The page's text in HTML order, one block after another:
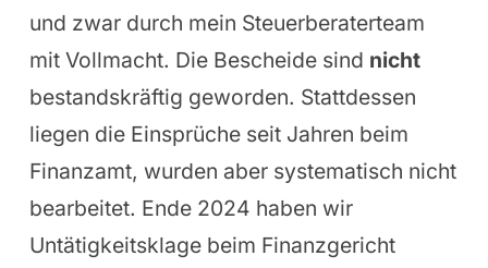
und zwar durch mein Steuerberaterteam
mit Vollmacht. Die Bescheide sind nicht
bestandskräftig geworden. Stattdessen
liegen die Einsprüche seit Jahren beim
Finanzamt, wurden aber systematisch nicht
bearbeitet. Ende 2024 haben wir
Untätigkeitsklage beim Finanzgericht